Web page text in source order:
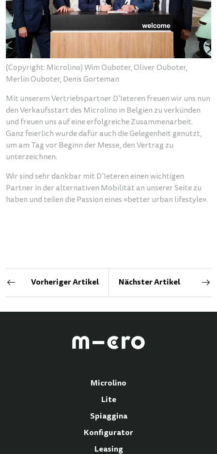
(Copyright: Microlino) Wim Ouboter, Oliver Ouboter,
Merlin Ouboter, Denis Gorteman
Mit unserem Vertriebspartner D’Ieteren freuen wir uns nun
den Verkaufsstart des Microlino in Belgien zu verkünden
und freuen uns auf eine erfolgreiche Zusammenarbeit.
Ganz feierlich wurde dafür auch die Gelegenheit genutzt,
um am Tag vor Beginn der Messe, den Vertrag zu
unterzeichnen.
Wir sind sehr dankbar mit D’Ieteren einen wichtigen
Partner in der alternativen Mobilität an unserer Seite zu
haben und teilen die Passion eines «better urban lifestyle».
Vorheriger Artikel Nächster Artikel
Microlino
Lite
Spiaggina
Konfigurator
Leasing